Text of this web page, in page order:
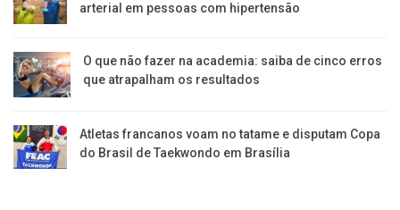
arterial em pessoas com hipertensão
O que não fazer na academia: saiba de cinco erros
que atrapalham os resultados
Atletas francanos voam no tatame e disputam Copa
do Brasil de Taekwondo em Brasília